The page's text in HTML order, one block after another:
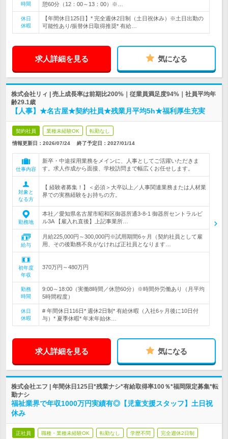
時間
憩60分（12：00～13：00）※…
休日
休暇
【年間休日125日】* 完全週休2日制（土日祝休み）※土日出勤の
可能性あり/振替休日取得推奨* 有給…
求人詳細を見る 気になる
株式会社リィ | 売上成長率は前期比200%｜従業員満足度94%｜社員平均年
齢29.1歳
【人事】★名古屋★契約社員★残業月平均5h★福利厚生充実
契約社員 業種未経験OK 転勤なし
情報更新日：2026/07/24 終了予定日： 2027/01/14
仕事内容
新卒・中途採用業務をメインに、人事としてご活躍いただきま
す。求人作成から面接、学校訪問まで幅広くお任せします。
対象と
なる方
【 経験者募集！】＜必須＞大卒以上／人事関連業務または人材業
界での実務経験をお持ちの方。
勤務地
本社／愛知県名古屋市昭和区御器所通3-8-1 御器所セントラルビ
ル3A 【雇入れ直後】上記事業所…
給与
月給225,000円～300,000円※試用期間6ヶ月（契約社員として雇
用、その後勤務不良がなければ正社員となります…
初年度
年収
370万円～480万円
勤務
時間
9:00～18:00（実働8時間／休憩60分）※時間外労働あり（月平均
5時間程度）
休日
休暇
# 年間休日116日* 週休2日制* 有給休暇（入社6ヶ月後に10日付
与）* 夏季休暇* 年末年始休…
求人詳細を見る 気になる
株式会社エフ | 年間休日125日*残業ナシ*有給取得率100％*福岡限定募集*転
勤ナシ
福祉業界で年収1000万円実績有◎【児童支援スタッフ】土日祝
休み
正社員 職種・業種未経験OK 転勤なし 学歴不問 完全週休2日制